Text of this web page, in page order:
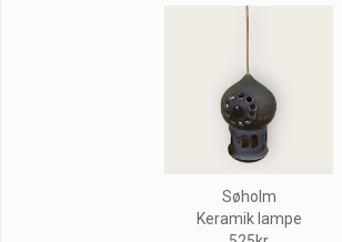
Søholm
Keramik lampe